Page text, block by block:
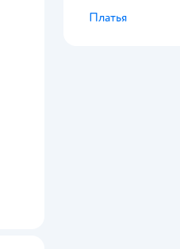
Платья